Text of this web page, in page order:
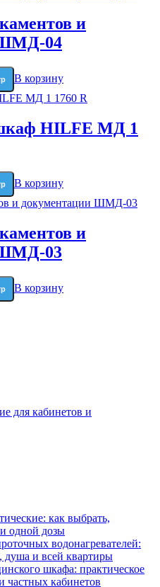
и
ШМД-04
В корзину
HILFE МД 1
В корзину
и
ШМД-03
В корзину
для кабинетов и
как выбрать,
одной дозы
водонагревателей:
и всей квартиры
шкафа: практическое
частных кабинетов